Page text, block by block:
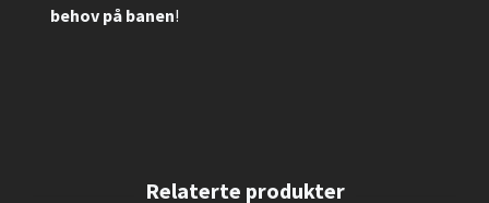
behov på banen!